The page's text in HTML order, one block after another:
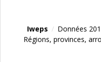
Iweps / Données
Régions, provinces,